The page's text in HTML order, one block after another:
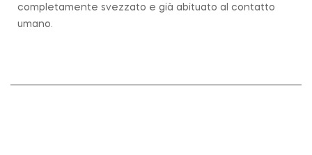
completamente svezzato e già abituato al contatto
umano.